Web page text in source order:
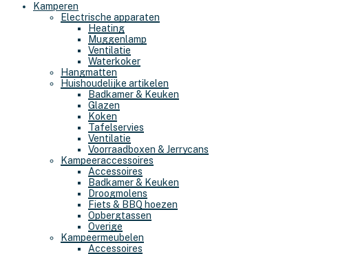
Kamperen
Electrische apparaten
Heating
Muggenlamp
Ventilatie
Waterkoker
Hangmatten
Huishoudelijke artikelen
Badkamer & Keuken
Glazen
Koken
Tafelservies
Ventilatie
Voorraadboxen & Jerrycans
Kampeeraccessoires
Accessoires
Badkamer & Keuken
Droogmolens
Fiets & BBQ hoezen
Opbergtassen
Overige
Kampeermeubelen
Accessoires